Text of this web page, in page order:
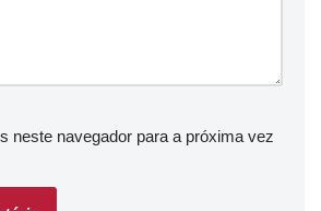
neste navegador para a próxima vez